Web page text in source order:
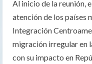
Al inicio de la reunión,
atención de los países
Integración
migración irregular en
con su impacto en